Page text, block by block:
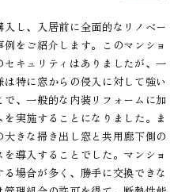
し、入居前に全面的なリノベー
をご紹介します。このマンショ
キュリティはありましたが、一
特に窓からの侵入に対して強い
、一般的な内装リフォームに加
実施することになりました。ま
きな掃き出し窓と共用廊下側の
導入することでした。マンショ
場合が多く、勝手に交換できな